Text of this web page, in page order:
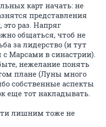
карт начать: не
представления
раз. Напряг
общаться, чтоб не
за лидерство (и тут
с Марсами в синастрии).
нежелание понять
плане (Луны много
собственные аспекты
еще тот накладывать.
лишним тоже не